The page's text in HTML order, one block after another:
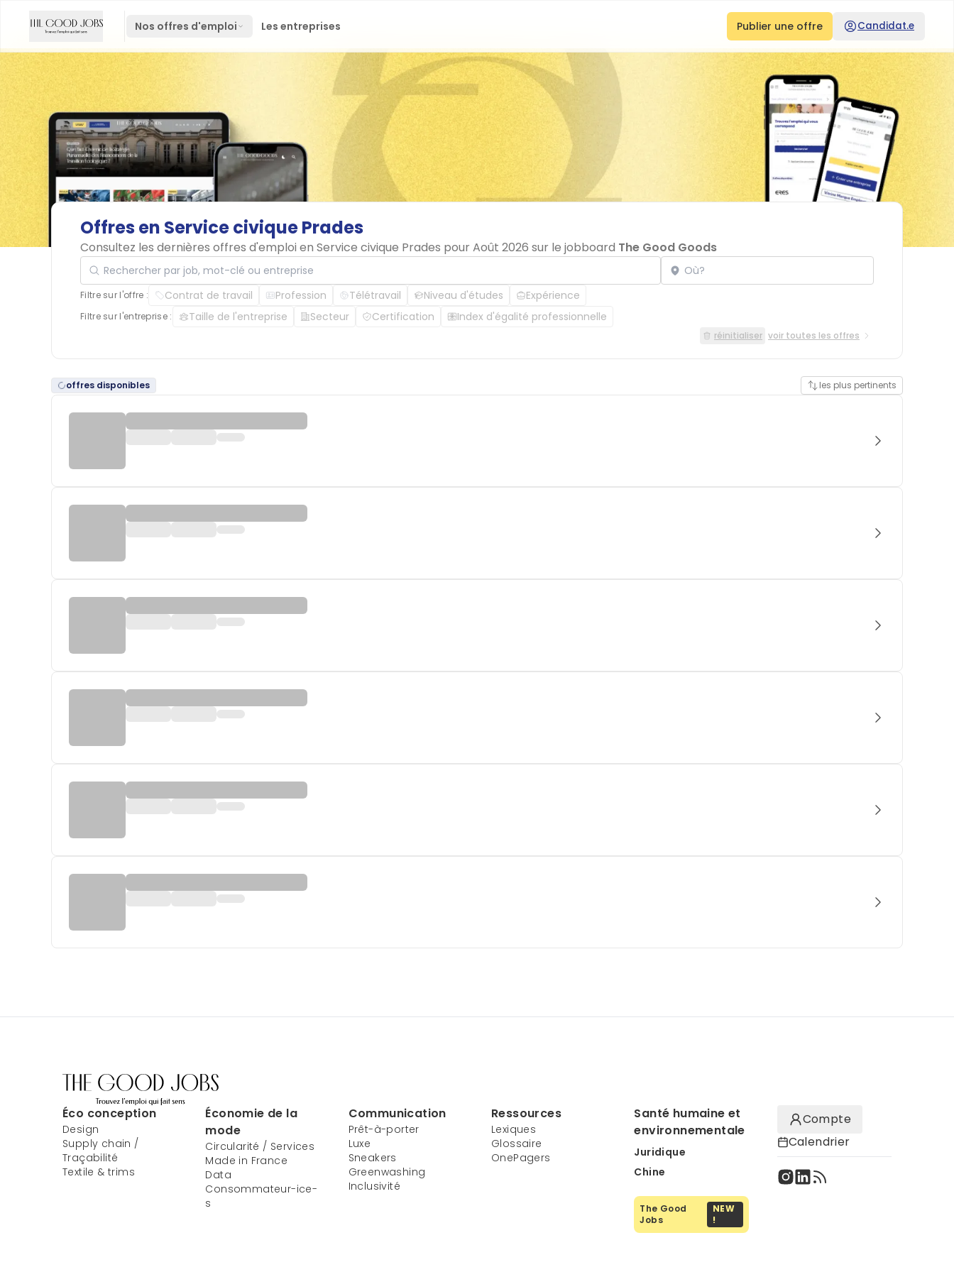
Nos offres d'emploi Les entreprises Publier une offre Candidat.e
Offres en ServiceciviquePrades
Consultez les dernières offres d'emploi en Service civique Prades pour Août 2026 sur le jobboard The Good Goods
Rechercher par job, mot-clé ou entreprise Localisation
Filtre sur l'offre : Contrat de travail Profession Télétravail Niveau d'études Expérience
Filtre sur l'entreprise : Taille de l'entreprise Secteur Certification Index d'égalité professionnelle
réinitialiser voir toutes les offres
offres disponibles les plus pertinents
Éco conception
Design
Supply chain /
Traçabilité
Textile & trims
Économie de la
mode
Circularité / Services
Made in France
Data
Consommateur-ice-
s
Communication
Prêt-à-porter
Luxe
Sneakers
Greenwashing
Inclusivité
Ressources
Lexiques
Glossaire
OnePagers
Santé humaine et
environnementale
Juridique
Chine
The Good
Jobs
NEW
!
Compte
Calendrier